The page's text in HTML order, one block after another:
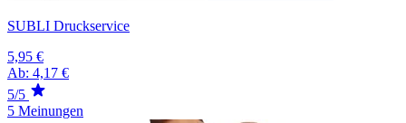
SUBLI Druckservice
5,95 €
Ab: 4,17 €
5/5
5 Meinungen